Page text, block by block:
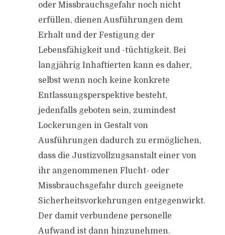
oder Missbrauchsgefahr noch nicht
erfüllen, dienen Ausführungen dem
Erhalt und der Festigung der
Lebensfähigkeit und -tüchtigkeit. Bei
langjährig Inhaftierten kann es daher,
selbst wenn noch keine konkrete
Entlassungsperspektive besteht,
jedenfalls geboten sein, zumindest
Lockerungen in Gestalt von
Ausführungen dadurch zu ermöglichen,
dass die Justizvollzugsanstalt einer von
ihr angenommenen Flucht- oder
Missbrauchsgefahr durch geeignete
Sicherheitsvorkehrungen entgegenwirkt.
Der damit verbundene personelle
Aufwand ist dann hinzunehmen.